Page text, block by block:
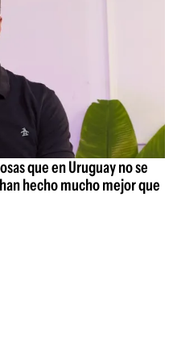
que en Uruguay no se
hecho mucho mejor que